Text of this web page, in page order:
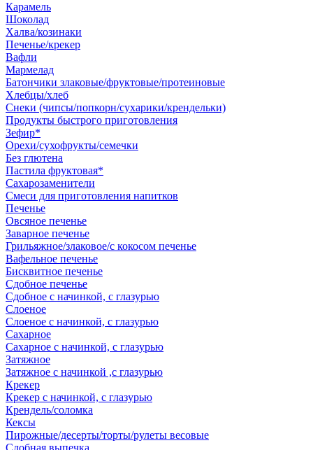
Карамель
Шоколад
Халва/козинаки
Печенье/крекер
Вафли
Мармелад
Батончики злаковые/фруктовые/протеиновые
Хлебцы/хлеб
Снеки (чипсы/попкорн/сухарики/крендельки)
Продукты быстрого приготовления
Зефир*
Орехи/сухофрукты/семечки
Без глютена
Пастила фруктовая*
Сахарозаменители
Смеси для приготовления напитков
Печенье
Овсяное печенье
Заварное печенье
Грильяжное/злаковое/с кокосом печенье
Вафельное печенье
Бисквитное печенье
Сдобное печенье
Сдобное с начинкой, с глазурью
Слоеное
Слоеное с начинкой, с глазурью
Сахарное
Сахарное с начинкой, с глазурью
Затяжное
Затяжное с начинкой ,с глазурью
Крекер
Крекер с начинкой, с глазурью
Крендель/соломка
Кексы
Пирожные/десерты/торты/рулеты весовые
Сдобная выпечка